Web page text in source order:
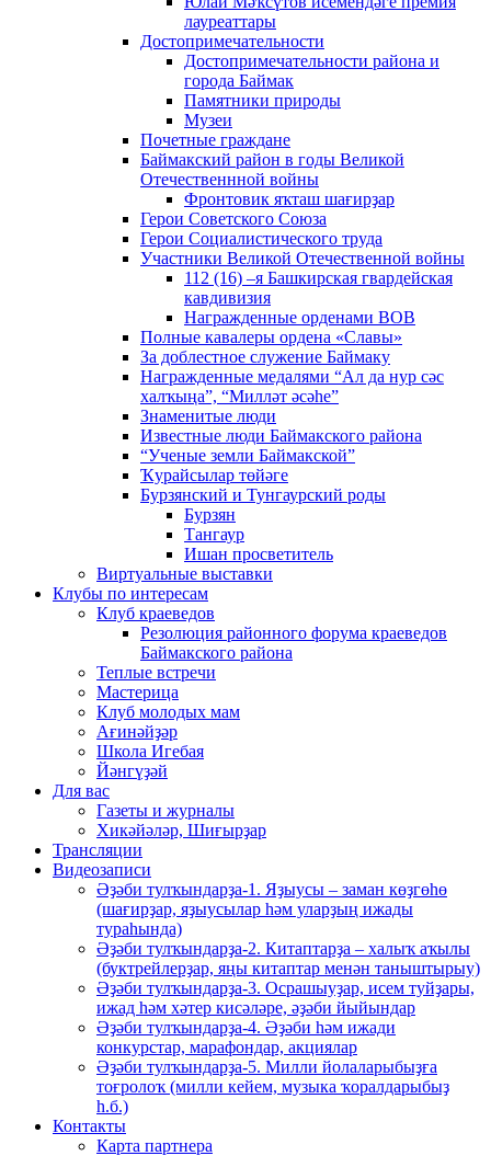
лауреаттары
Достопримечательности
Достопримечательности района и
города Баймак
Памятники природы
Музеи
Почетные граждане
Баймакский район в годы Великой
Отечественнной войны
Фронтовик яҡташ шағирҙар
Герои Советского Союза
Герои Социалистического труда
Участники Великой Отечественной войны
112 (16) –я Башкирская гвардейская
кавдивизия
Награжденные орденами ВОВ
Полные кавалеры ордена «Славы»
За доблестное служение Баймаку
Награжденные медалями “Ал да нур сәс
халҡыңа”, “Милләт әсәһе”
Знаменитые люди
Известные люди Баймакского района
“Ученые земли Баймакской”
Ҡурайсылар төйәге
Бурзянский и Тунгаурский роды
Бурзян
Тангаур
Ишан просветитель
Виртуальные выставки
Клубы по интересам
Клуб краеведов
Резолюция районного форума краеведов
Баймакского района
Теплые встречи
Мастерица
Клуб молодых мам
Ағинәйҙәр
Школа Игебая
Йәнгүҙәй
Для вас
Газеты и журналы
Хикәйәләр, Шиғырҙар
Трансляции
Видеозаписи
Әҙәби тулҡындарҙа-1. Яҙыусы – заман көҙгөһө
(шағирҙар, яҙыусылар һәм уларҙың ижады
тураһында)
Әҙәби тулҡындарҙа-2. Китаптарҙа – халыҡ аҡылы
(буктрейлерҙар, яңы китаптар менән таныштырыу)
Әҙәби тулҡындарҙа-3. Осрашыуҙар, исем туйҙары,
ижад һәм хәтер кисәләре, әҙәби йыйындар
Әҙәби тулҡындарҙа-4. Әҙәби һәм ижади
конкурстар, марафондар, акциялар
Әҙәби тулҡындарҙа-5. Милли йолаларыбыҙға
тоғролоҡ (милли кейем, музыка ҡоралдарыбыҙ
һ.б.)
Контакты
Карта партнера